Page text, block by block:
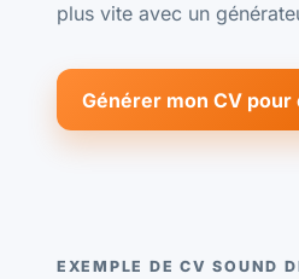
plus vite avec un
Générer mon CV pour
EXEMPLE DE CV SOUND